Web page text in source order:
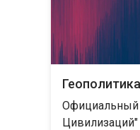
Официальный
Цивилизаций"